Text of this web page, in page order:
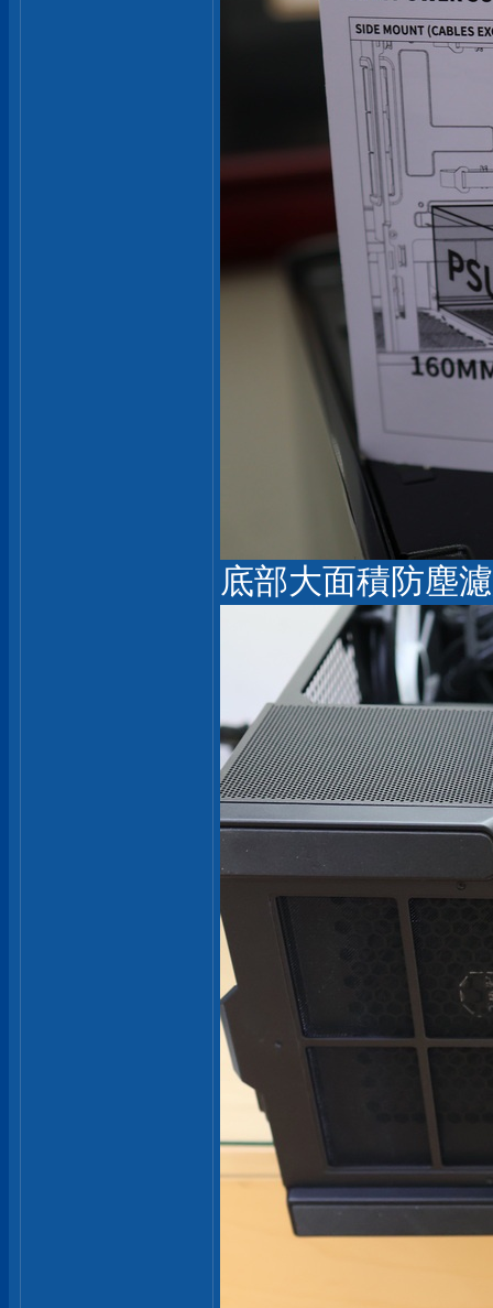
底部大面積防塵